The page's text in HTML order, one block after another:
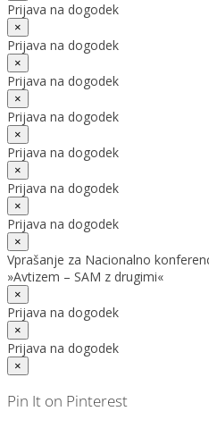
Prijava na dogodek
×
Prijava na dogodek
×
Prijava na dogodek
×
Prijava na dogodek
×
Prijava na dogodek
×
Prijava na dogodek
×
Prijava na dogodek
×
Vprašanje za Nacionalno
»Avtizem – SAM z drugimi«
×
Prijava na dogodek
×
Prijava na dogodek
×
Pin It on Pinterest